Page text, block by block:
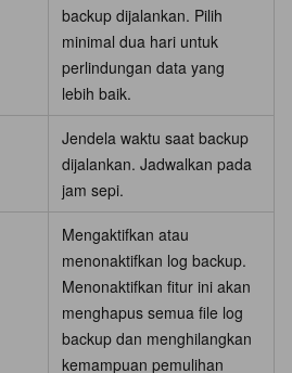
backup dijalankan. Pilih
minimal dua hari untuk
perlindungan data yang
lebih baik.
Jendela waktu saat backup
dijalankan. Jadwalkan pada
jam sepi.
Mengaktifkan atau
menonaktifkan log backup.
Menonaktifkan fitur ini akan
menghapus semua file log
backup dan menghilangkan
kemampuan pemulihan